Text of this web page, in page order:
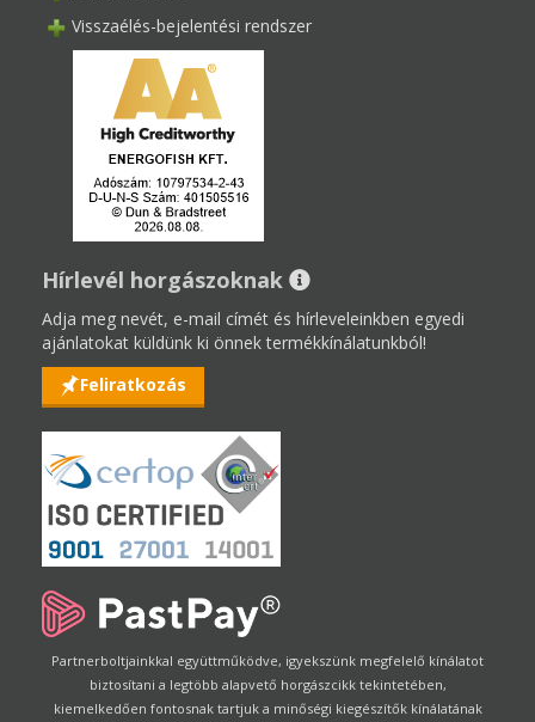
Visszaélés-bejelentési rendszer
Hírlevél horgászoknak
Adja meg nevét, e-mail címét és hírleveleinkben egyedi
ajánlatokat küldünk ki önnek termékkínálatunkból!
Feliratkozás
Partnerboltjainkkal együttműködve, igyekszünk megfelelő kínálatot
biztosítani a legtöbb alapvető horgászcikk tekintetében,
kiemelkedően fontosnak tartjuk a minőségi kiegészítők kínálatának